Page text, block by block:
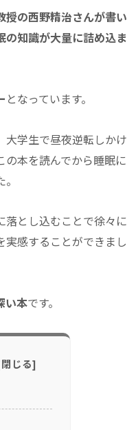
授の西野精治さんが書い
の知識が大量に詰め込ま
となっています。
大学生で昼夜逆転しかけ
の本を読んでから睡眠に
落とし込むことで徐々に
実感することができまし
い本です。